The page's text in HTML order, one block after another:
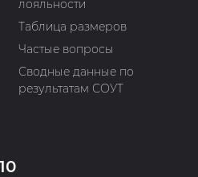
лояльности
Таблица размеров
Частые вопросы
Сводные данные по
результатам СОУТ